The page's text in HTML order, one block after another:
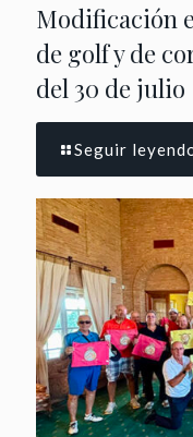
Modificación
de golf y de
del 30 de julio
Seguir